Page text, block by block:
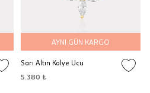
AYNI GÜN KARGO
Sarı Altın Kolye Ucu
5.380 ₺